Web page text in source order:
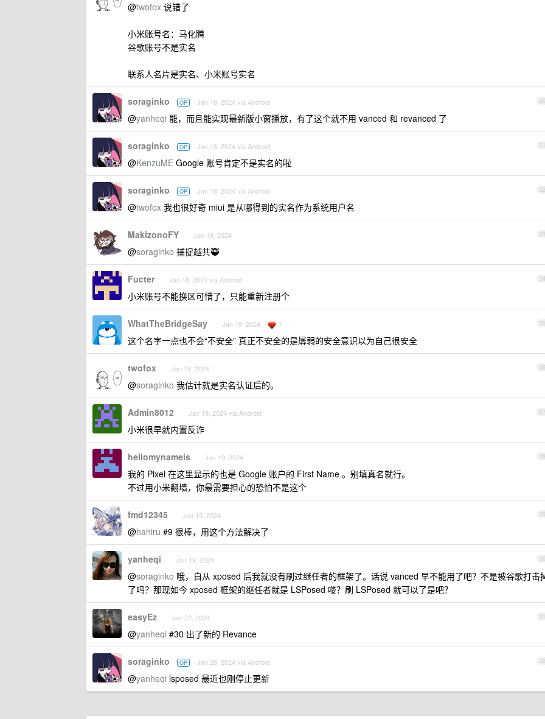
@twofox 说错了
小米账号名：马化腾
谷歌账号不是实名
联系人名片是实名、小米账号实名
20
soraginko OP Jan 18, 2024 via Android
@yanheqi 能，而且能实现最新版小窗播放，有了这个就不用 vanced 和 revanced 了
21
soraginko OP Jan 18, 2024 via Android
@KenzuME Google 账号肯定不是实名的啦
22
soraginko OP Jan 18, 2024 via Android
@twofox 我也很好奇 miui 是从哪得到的实名作为系统用户名
23
MakizonoFY Jan 18, 2024
@soraginko 捕捉越共🥷
24
Fucter Jan 18, 2024 via Android
小米账号不能换区可惜了，只能重新注册个
25
WhatTheBridgeSay Jan 19, 2024 1
这个名字一点也不会“不安全” 真正不安全的是孱弱的安全意识以为自己很安全
26
twofox Jan 19, 2024
@soraginko 我估计就是实名认证后的。
27
Admin8012 Jan 19, 2024 via Android
小米很早就内置反诈
28
hellomynameis Jan 19, 2024
我的 Pixel 在这里显示的也是 Google 账户的 First Name 。别填真名就行。
不过用小米翻墙，你最需要担心的恐怕不是这个
29
fmd12345 Jan 19, 2024
@hahiru #9 很棒，用这个方法解决了
30
yanheqi Jan 19, 2024
@soraginko 哦，自从 xposed 后我就没有刷过继任者的框架了。话说 vanced 早不能用了吧？不是被谷歌打击
了吗？那现如今 xposed 框架的继任者就是 LSPosed 喽？刷 LSPosed 就可以了是吧？
31
easyEz Jan 22, 2024
@yanheqi #30 出了新的 Revance
32
soraginko OP Jan 26, 2024 via Android
@yanheqi lsposed 最近也刚停止更新